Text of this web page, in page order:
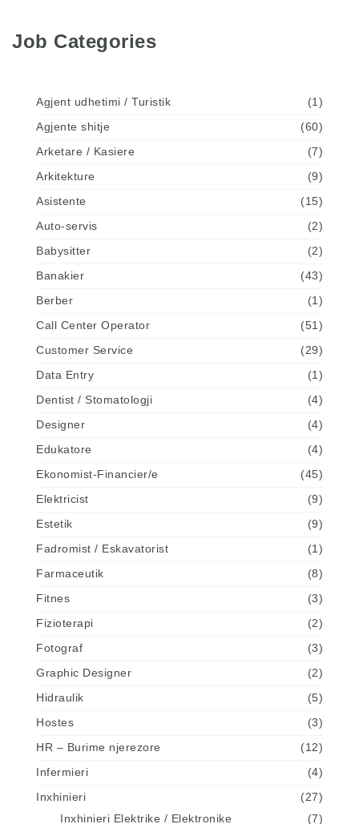
Job Categories
Agjent udhetimi / Turistik
(1)
Agjente shitje
(60)
Arketare / Kasiere
(7)
Arkitekture
(9)
Asistente
(15)
Auto-servis
(2)
Babysitter
(2)
Banakier
(43)
Berber
(1)
Call Center Operator
(51)
Customer Service
(29)
Data Entry
(1)
Dentist / Stomatologji
(4)
Designer
(4)
Edukatore
(4)
Ekonomist-Financier/e
(45)
Elektricist
(9)
Estetik
(9)
Fadromist / Eskavatorist
(1)
Farmaceutik
(8)
Fitnes
(3)
Fizioterapi
(2)
Fotograf
(3)
Graphic Designer
(2)
Hidraulik
(5)
Hostes
(3)
HR – Burime njerezore
(12)
Infermieri
(4)
Inxhinieri
(27)
Inxhinieri Elektrike / Elektronike
(7)